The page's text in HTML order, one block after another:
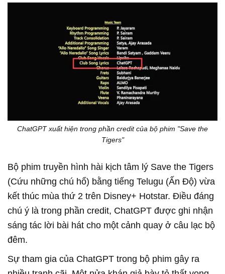
ChatGPT xuất hiện trong phần credit của bộ phim "Save the
Tigers"
Bộ phim truyền hình hài kịch tâm lý Save the Tigers
(Cứu những chú hổ) bằng tiếng Telugu (Ấn Độ) vừa
kết thúc mùa thứ 2 trên Disney+ Hotstar. Điều đáng
chú ý là trong phần credit, ChatGPT được ghi nhận
sáng tác lời bài hát cho một cảnh quay ở câu lạc bộ
đêm.
Sự tham gia của ChatGPT trong bộ phim gây ra